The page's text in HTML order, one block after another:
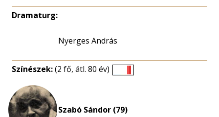
Dramaturg:
Nyerges András
Színészek:(2 fő, átl. 80 év)
Szabó Sándor (79)